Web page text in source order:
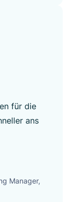
für die
ans
Manager,